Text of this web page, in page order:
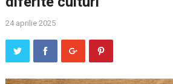
24 aprilie 2025